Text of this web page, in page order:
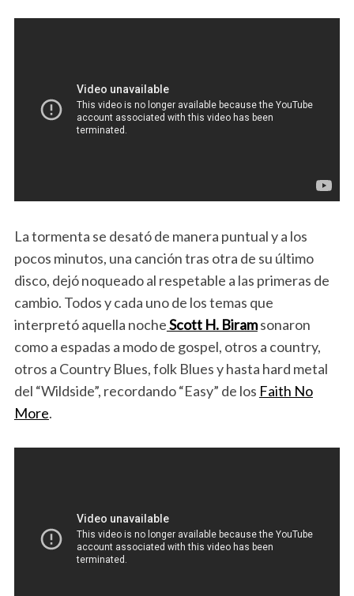
La tormenta se desató de manera puntual y a los
pocos minutos, una canción tras otra de su último
disco, dejó noqueado al respetable a las primeras de
cambio. Todos y cada uno de los temas que
interpretó aquella nocheScott H. Biramsonaron
como a espadas a modo de gospel, otros a country,
otros a Country Blues, folk Blues y hasta hard metal
del “Wildside”, recordando “Easy” de los Faith No
More.